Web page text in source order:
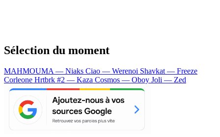
Sélection du moment
MAHMOUMA — Niaks Ciao — Werenoi Shavkat — Freeze
Corleone Hrtbrk #2 — Kaza Cosmos — Oboy Joli — Zed